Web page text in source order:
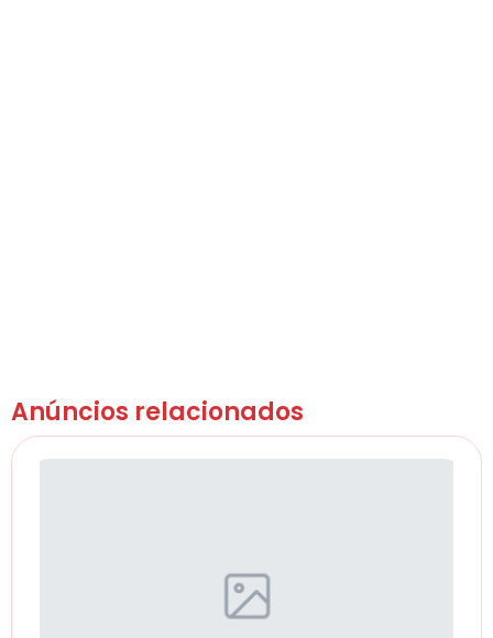
Anúncios relacionados